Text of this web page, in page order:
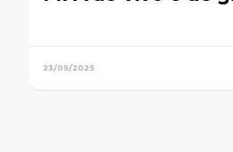
23/05/2025